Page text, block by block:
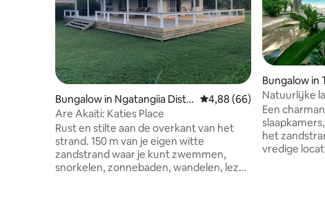
Bungalow in Ngatangiia Distri
ct
Gemiddelde beoordeling
4,88 (66)
Are Akaiti: Katies Place
Rust en stilte aan de overkant van het
strand. 150 m van je eigen witte
zandstrand waar je kunt zwemmen,
snorkelen, zonnebaden, wandelen, lezen
Bungalow in
t
Natuurlijke
Een
het zandstrand
vredige